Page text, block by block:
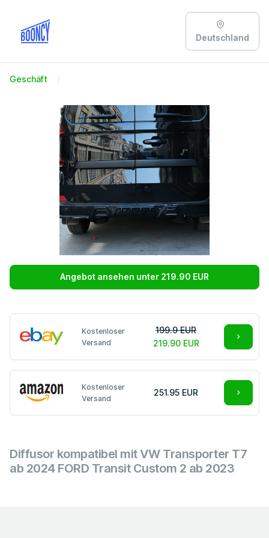
Deutschland
Geschäft
Angebot ansehen unter 219.90 EUR
Kostenloser
Versand
199.9 EUR
219.90 EUR
Kostenloser
Versand
251.95 EUR
Diffusor kompatibel mit VW Transporter T7
ab 2024 FORD Transit Custom 2 ab 2023